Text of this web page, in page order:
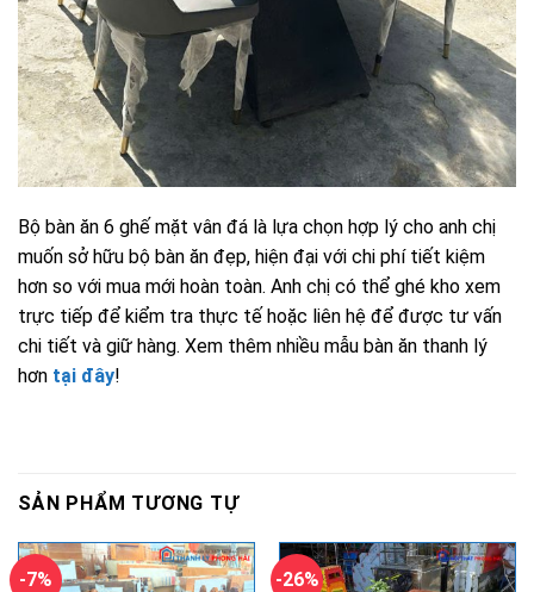
Bộ bàn ăn 6 ghế mặt vân đá là lựa chọn hợp lý cho anh chị
muốn sở hữu bộ bàn ăn đẹp, hiện đại với chi phí tiết kiệm
hơn so với mua mới hoàn toàn. Anh chị có thể ghé kho xem
trực tiếp để kiểm tra thực tế hoặc liên hệ để được tư vấn
chi tiết và giữ hàng. Xem thêm nhiều mẫu bàn ăn thanh lý
hơn tại đây!
SẢN PHẨM TƯƠNG TỰ
-7% -26%